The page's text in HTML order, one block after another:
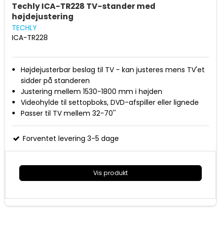
Techly ICA-TR228 TV-stander med
højdejustering
TECHLY
ICA-TR228
Højdejusterbar beslag til TV - kan justeres mens TV'et
sidder på standeren
Justering mellem 1530-1800 mm i højden
Videohylde til settopboks, DVD-afspiller eller lignede
Passer til TV mellem 32-70''
Fra VESA 200x200 til VESA 600x400
Maks. belastning 40 kg.
Kraftige hjul til daglig brug
Forventet levering 3-5 dage
Vis produkt